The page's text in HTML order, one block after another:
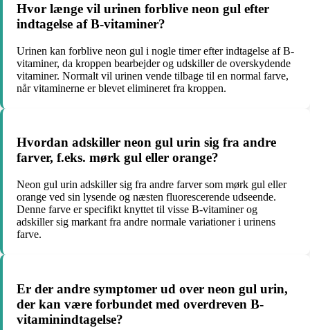
Hvor længe vil urinen forblive neon gul efter
indtagelse af B-vitaminer?
Urinen kan forblive neon gul i nogle timer efter indtagelse af B-
vitaminer, da kroppen bearbejder og udskiller de overskydende
vitaminer. Normalt vil urinen vende tilbage til en normal farve,
når vitaminerne er blevet elimineret fra kroppen.
Hvordan adskiller neon gul urin sig fra andre
farver, f.eks. mørk gul eller orange?
Neon gul urin adskiller sig fra andre farver som mørk gul eller
orange ved sin lysende og næsten fluorescerende udseende.
Denne farve er specifikt knyttet til visse B-vitaminer og
adskiller sig markant fra andre normale variationer i urinens
farve.
Er der andre symptomer ud over neon gul urin,
der kan være forbundet med overdreven B-
vitaminindtagelse?